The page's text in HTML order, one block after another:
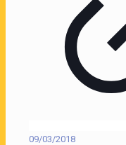
09/03/2018